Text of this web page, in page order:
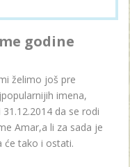
godine
želimo još pre
imena,
da se rodi
Amar,a li za sada je
će tako i ostati.